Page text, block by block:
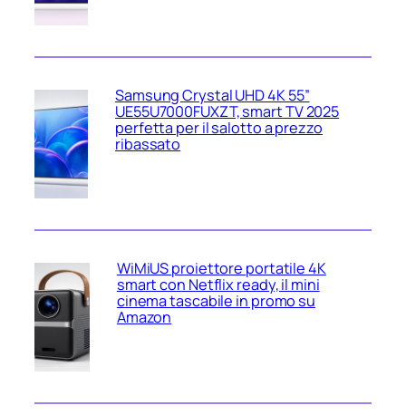
Samsung Crystal UHD 4K 55”
UE55U7000FUXZT, smart TV 2025
perfetta per il salotto a prezzo
ribassato
WiMiUS proiettore portatile 4K
smart con Netflix ready, il mini
cinema tascabile in promo su
Amazon